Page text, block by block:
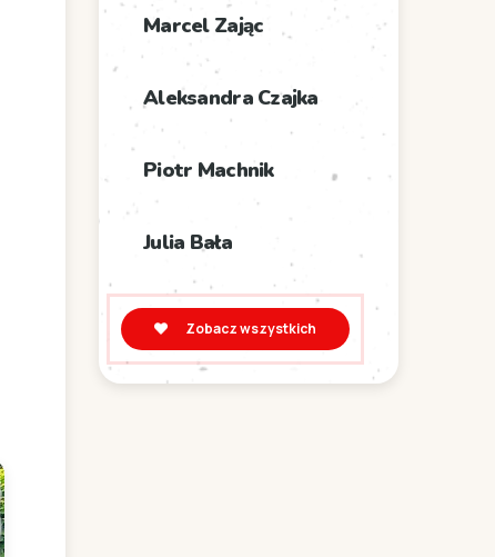
Marcel Zając
Aleksandra Czajka
Piotr Machnik
Julia Bała
Zobacz wszystkich